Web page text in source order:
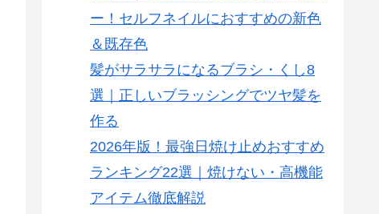
ー！セルフネイルにおすすめの新色
＆既存色
髪がサラサラになるブラシ・くし8
選｜正しいブラッシングでツヤ髪を
作る
2026年版！最強日焼け止めおすすめ
ランキング22選｜焼けない・高機能
アイテム徹底解説